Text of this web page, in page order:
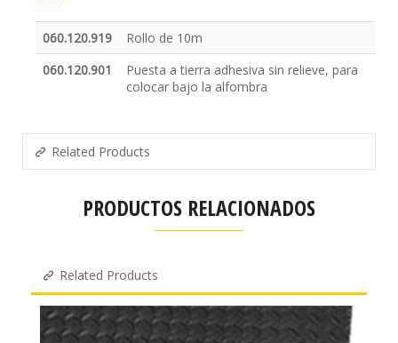
060.120.919
Rollo de 10m
060.120.901
Puesta a tierra adhesiva sin relieve, para
colocar bajo la alfombra
Related Products
PRODUCTOS RELACIONADOS
Related Products